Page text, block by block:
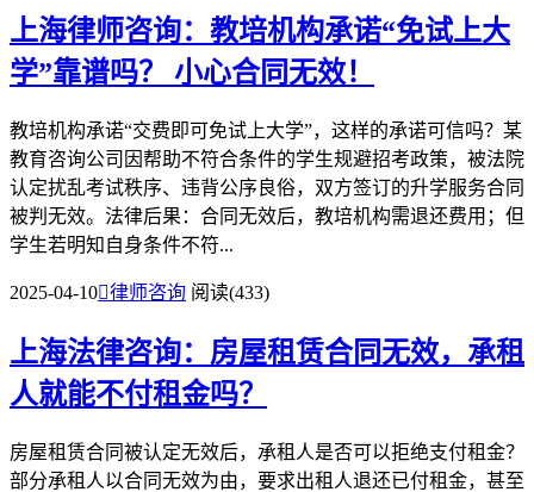
上海律师咨询：教培机构承诺“免试上大
学”靠谱吗？ 小心合同无效！
教培机构承诺“交费即可免试上大学”，这样的承诺可信吗？某
教育咨询公司因帮助不符合条件的学生规避招考政策，被法院
认定扰乱考试秩序、违背公序良俗，双方签订的升学服务合同
被判无效。法律后果：合同无效后，教培机构需退还费用；但
学生若明知自身条件不符...
2025-04-10律师咨询 阅读(433)
上海法律咨询：房屋租赁合同无效，承租
人就能不付租金吗？
房屋租赁合同被认定无效后，承租人是否可以拒绝支付租金？
部分承租人以合同无效为由，要求出租人退还已付租金，甚至